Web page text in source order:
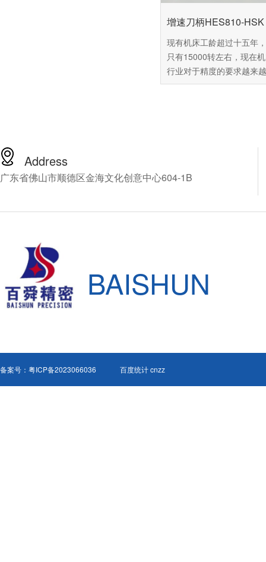
增速刀柄HES810-
现有机床工龄超过十五年
只有15000转左右，现在
行业对于精度的要求越来
这台机床已经难以达到用
NSK的CNC加工中心增速
HES810-HSK A63，下面
细介绍这款产品。
Address
广东省佛山市顺德区金海文化创意中心604-1B
BAISHUN
备案号： 粤ICP备2023066036 百度统计 cnzz